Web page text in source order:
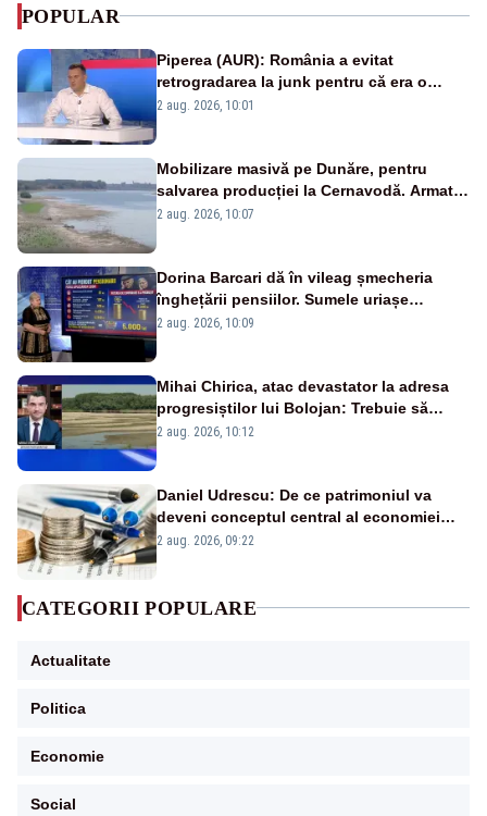
POPULAR
Piperea (AUR): România a evitat
retrogradarea la junk pentru că era o
catastrofă pentru bănci și fondurile de
2 aug. 2026, 10:01
Mobilizare masivă pe Dunăre, pentru
salvarea producției la Cernavodă. Armata
va detona o stâncă și va devia apa
2 aug. 2026, 10:07
Dorina Barcari dă în vileag șmecheria
înghețării pensiilor. Sumele uriașe
pierdute de fiecare român
2 aug. 2026, 10:09
Mihai Chirica, atac devastator la adresa
progresiștilor lui Bolojan: Trebuie să
protejăm și natura, dar nu șținem omaneii
2 aug. 2026, 10:12
Daniel Udrescu: De ce patrimoniul va
deveni conceptul central al economiei
viitoare?
2 aug. 2026, 09:22
CATEGORII POPULARE
Actualitate
Politica
Economie
Social